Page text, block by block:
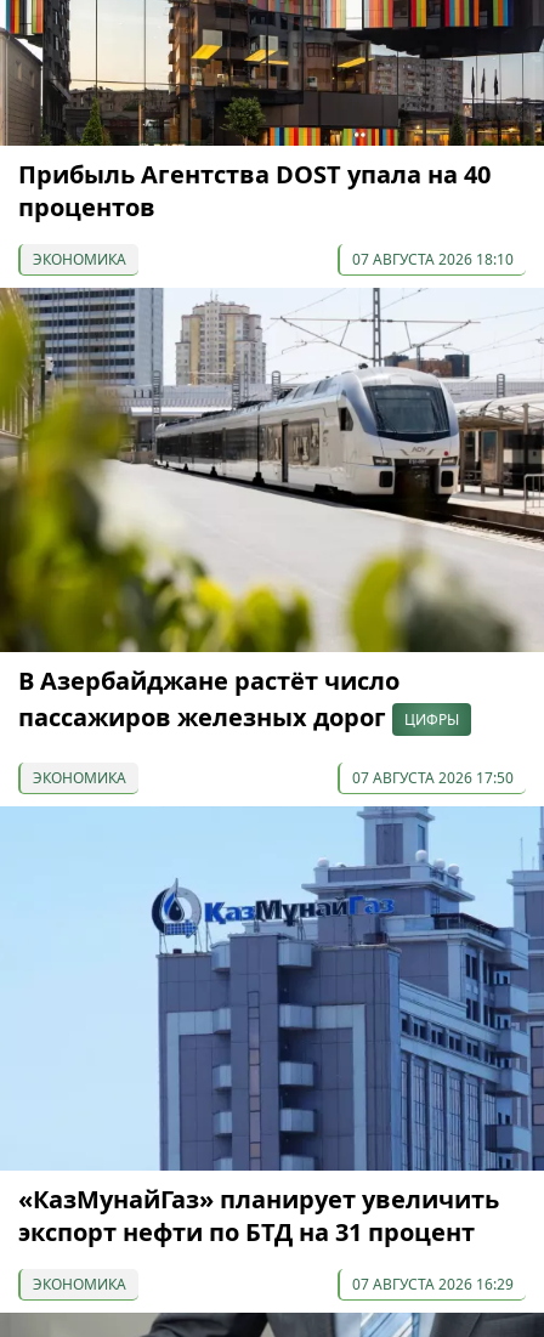
Прибыль Агентства DOST упала на 40
процентов
ЭКОНОМИКА 07 АВГУСТА 2026 18:10
В Азербайджане растёт число
пассажиров железных дорог
ЦИФРЫ
ЭКОНОМИКА 07 АВГУСТА 2026 17:50
«КазМунайГаз» планирует увеличить
экспорт нефти по БТД на 31 процент
ЭКОНОМИКА 07 АВГУСТА 2026 16:29